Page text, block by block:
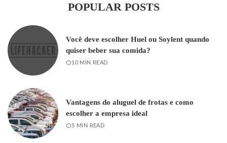
POPULAR POSTS
Você deve escolher Huel ou Soylent quando
quiser beber sua comida?
10 MIN READ
Vantagens do aluguel de frotas e como
escolher a empresa ideal
5 MIN READ